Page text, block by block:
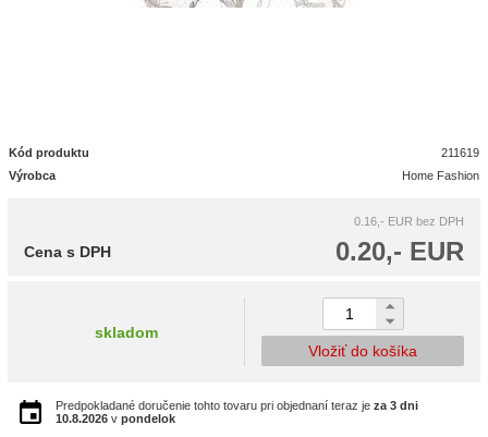
Kód produktu
211619
Výrobca
Home Fashion
0.16,- EUR bez DPH
0.20,- EUR
Cena s DPH
skladom
Vložiť do košíka
Predpokladané doručenie tohto tovaru pri objednaní teraz je za 3 dni
10.8.2026 v pondelok